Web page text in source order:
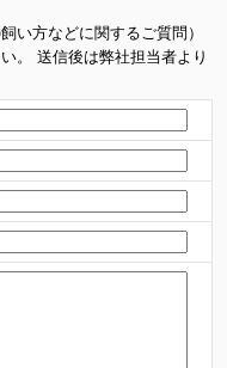
い方などに関するご質問）
。 送信後は弊社担当者より